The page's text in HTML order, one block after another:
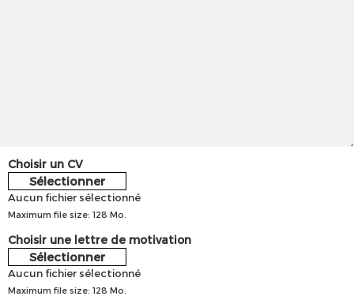
Choisir un CV
Sélectionner
Aucun fichier sélectionné
Maximum file size: 128 Mo.
Choisir une lettre de motivation
Sélectionner
Aucun fichier sélectionné
Maximum file size: 128 Mo.